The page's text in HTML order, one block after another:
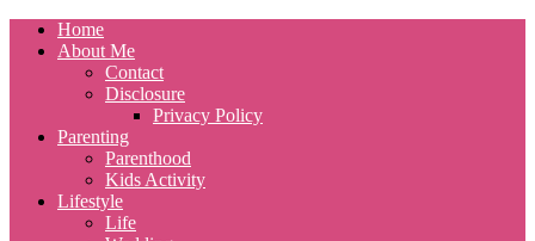
Home
About Me
Contact
Disclosure
Privacy Policy
Parenting
Parenthood
Kids Activity
Lifestyle
Life